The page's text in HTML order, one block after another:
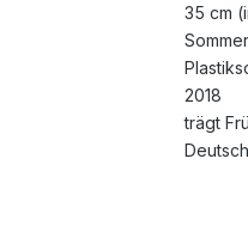
35 cm
2018
trägt